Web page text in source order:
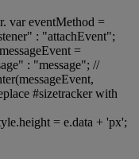
var eventMethod =
: "attachEvent";
=
: "message"; //
#sizetracker with
= e.data + 'px';